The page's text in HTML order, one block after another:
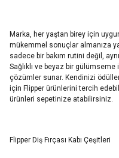
Marka, her yaştan birey için
mükemmel sonuçlar almanıza
sadece bir bakım rutini değil,
Sağlıklı ve beyaz bir
çözümler sunar. Kendinizi
için Flipper ürünlerini tercih
ürünleri sepetinize atabilirsiniz.
Flipper Diş Fırçası Kabı Çeşitleri